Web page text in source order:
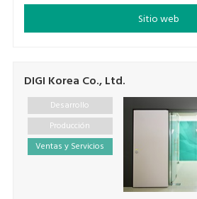
Sitio web
DIGI Korea Co., Ltd.
Desarrollo
Producción
Ventas y Servicios